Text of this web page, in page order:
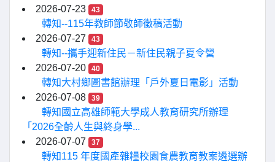
2026-07-23
43
轉知--115年教師節敬師徵稿活動
2026-07-27
43
轉知--攜手迎新住民－新住民親子夏令營
2026-07-20
40
轉知大村鄉圖書館辦理「戶外夏日電影」活動
2026-07-08
39
轉知國立高雄師範大學成人教育研究所辦理
「2026全齡人生與終身學...
2026-07-07
37
轉知115 年度國產雜糧校園食農教育教案遴選辦